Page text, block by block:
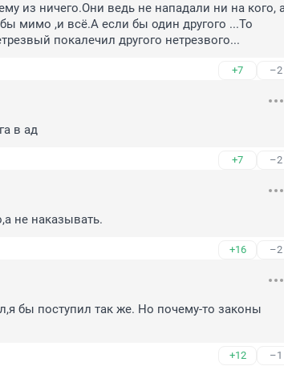
из ничего.Они ведь не нападали ни на кого,
мимо ,и всё.А если бы один другого ...То
покалечил другого нетрезвого...
+7 –2
в ад
+7 –2
не наказывать.
+16 –2
бы поступил так же. Но почему-то законы
+12 –1